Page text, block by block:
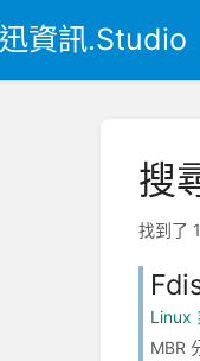
資訊.Studio
搜
找到了
Linux
MBR